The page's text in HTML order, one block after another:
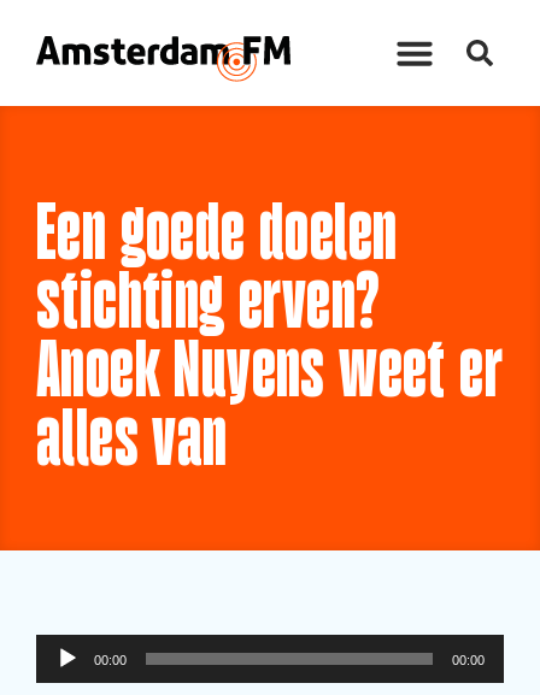
Een goede doelen
stichting erven?
Anoek Nuyens weet er
alles van
Audiospeler
00:00 00:00